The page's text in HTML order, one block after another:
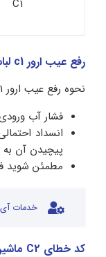
C1
رفع عیب ارور c1 لباسشویی آاگ
نحوه رفع عیب ارور c1 لباسشویی آاگ به شرح زیر است:
فشار آب
انسداد
پیچیدن آن به
مطمئن شوید
خدمات آی
کد خطای C2 ماشین لباسشویی آاگ